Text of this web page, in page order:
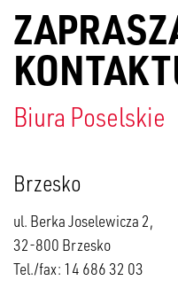
Biura Poselskie
Brzesko
ul. Berka Joselewicza 2,
32-800 Brzesko
Tel./fax: 14 686 32 03